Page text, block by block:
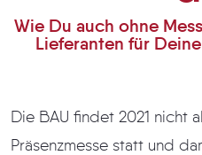
Wie Du auch ohne
Lieferanten für
Die BAU findet 2021 nicht
Präsenzmesse statt und damit können